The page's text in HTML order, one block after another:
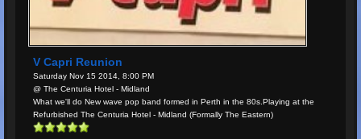
V Capri Reunion
Saturday Nov 15 2014, 8:00 PM
@ The Centuria Hotel - Midland
What we'll do New wave pop band formed in Perth in the 80s.Playing at the
Refurbished The Centuria Hotel - Midland (Formally The Eastern)